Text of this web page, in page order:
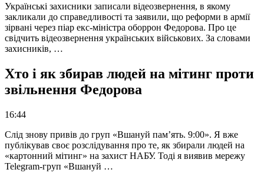
Українські захисники записали відеозвернення, в якому
закликали до справедливості та заявили, що реформи в армії
зірвані через піар екс-міністра оборрон Федорова. Про це
свідчить відеозвернення українських військових. За словами
захисників, …
Хто і як збирав людей на мітинг проти
звільнення Федорова
16:44
Слід знову привів до груп «Вшануй пам’ять. 9:00». Я вже
публікував своє розслідування про те, як збирали людей на
«картонний мітинг» на захист НАБУ. Тоді я виявив мережу
Telegram-груп «Вшануй …